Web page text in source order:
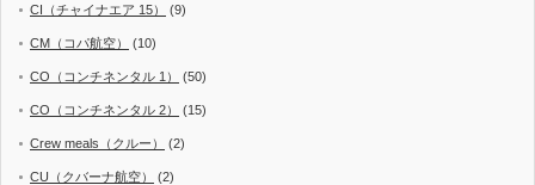
CI（チャイナエア 15） (9)
CM（コパ航空） (10)
CO（コンチネンタル 1） (50)
CO（コンチネンタル 2） (15)
Crew meals（クルー） (2)
CU（クバーナ航空） (2)